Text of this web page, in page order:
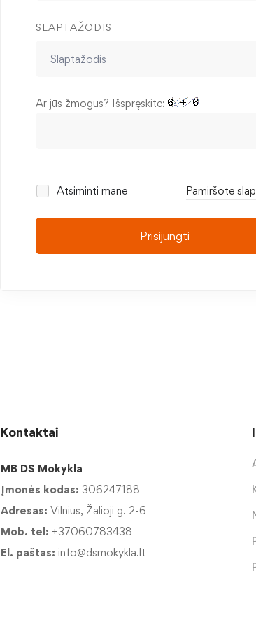
SLAPTAŽODIS
Ar jūs žmogus? Išspręskite:
Atsiminti mane Pamiršote
Prisijungti
Kontaktai
MB DS Mokykla
Įmonės kodas: 306247188
Adresas: Vilnius, Žalioji g. 2-6
Mob. tel: +37060783438
El. paštas: info@dsmokykla.lt